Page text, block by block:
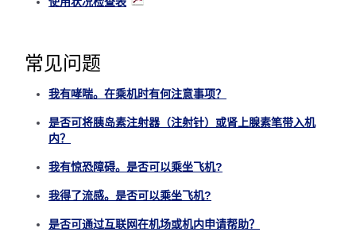
常见问题
我有哮喘。在乘机时有何注意事项？
是否可将胰岛素注射器（注射针）或肾上腺素笔带入机
内？
我有惊恐障碍。是否可以乘坐飞机?
我得了流感。是否可以乘坐飞机?
是否可通过互联网在机场或机内申请帮助？